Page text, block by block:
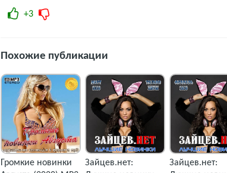
+3
Похожие публикации
Громкие новинки
Зайцев.нет:
Зайцев.нет: